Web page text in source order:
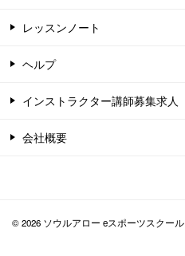
レッスンノート
ヘルプ
インストラクター講師募集求人
会社概要
© 2026 ソウルアロー eスポーツスクール